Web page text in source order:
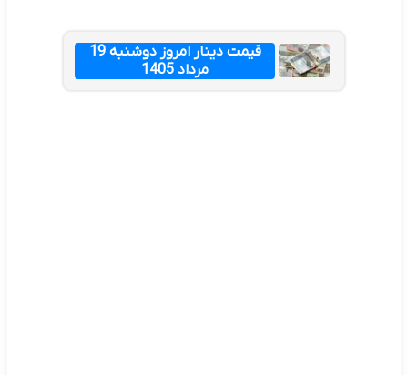
قیمت دینار امروز دوشنبه 19
مرداد 1405